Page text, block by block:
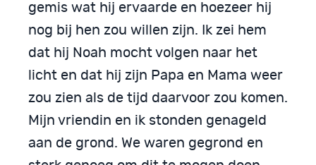
gemis wat hij ervaarde en hoezeer hij
nog bij hen zou willen zijn. Ik zei hem
dat hij Noah mocht volgen naar het
licht en dat hij zijn Papa en Mama weer
zou zien als de tijd daarvoor zou komen.
Mijn vriendin en ik stonden genageld
aan de grond. We waren gegrond en